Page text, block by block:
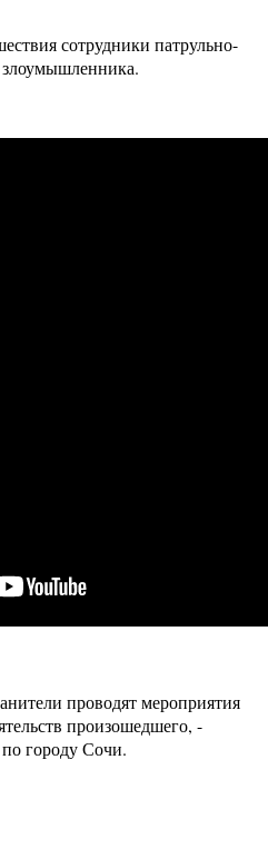
сотрудники патрульно-
проводят мероприятия
произошедшего, -
городу Сочи.